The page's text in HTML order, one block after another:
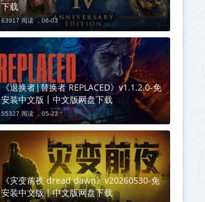
下载
63917 阅读 ，06-03
《退换者|替换者 REPLACED》v1.1.2.0-免
安装中文版丨中文版网盘下载
55327 阅读 ，05-23
《灾变前夜 dread dawn》v20260530-免
安装中文版丨中文版网盘下载